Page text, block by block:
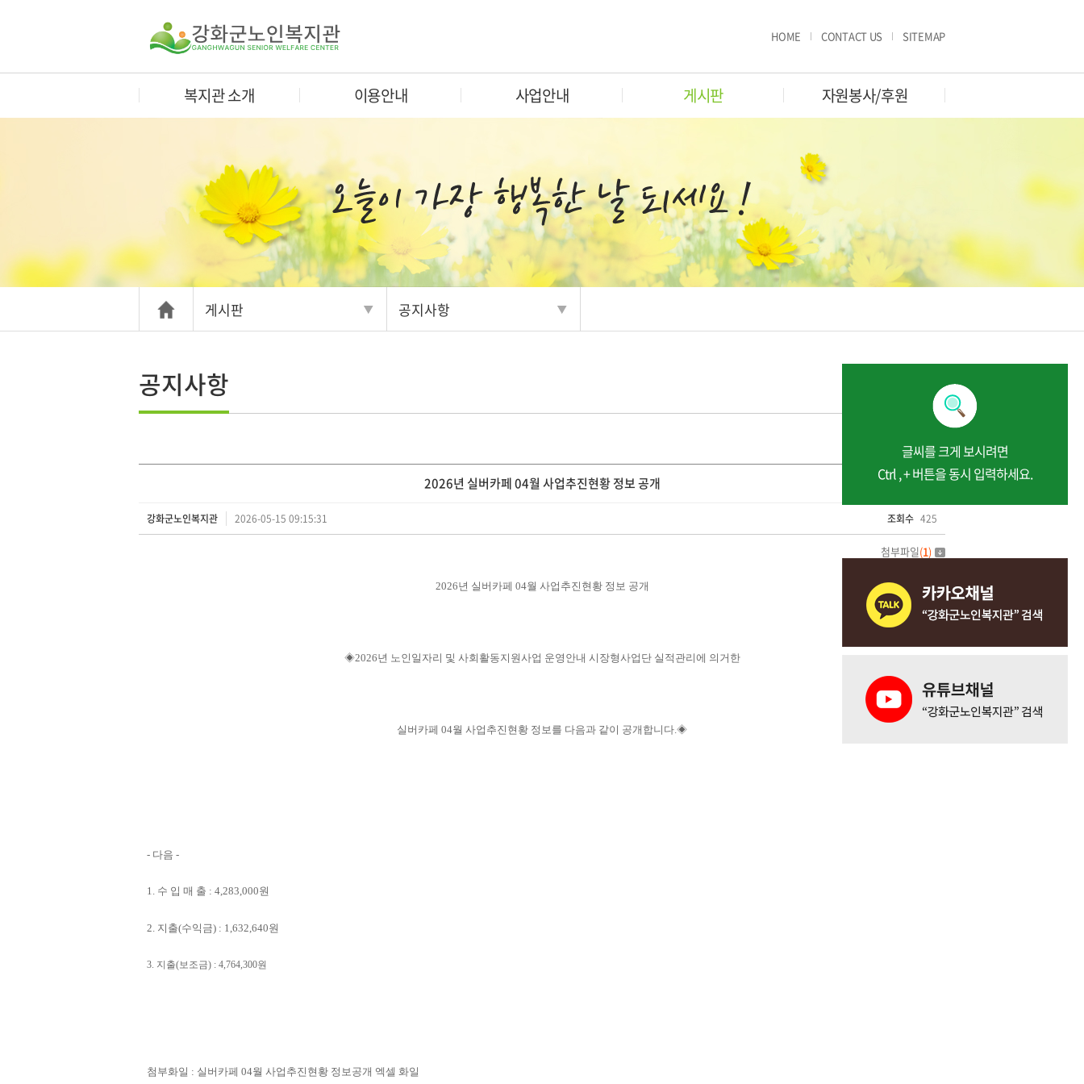
HOME CONTACT US SITEMAP
복지관 소개 이용안내 사업안내 게시판 자원봉사/후원
게시판 공지사항
공지사항
2026년 실버카페 04월 사업추진현황 정보 공개
강화군노인복지관 2026-05-15 09:15:31 조회수 425
첨부파일(1)
2026년 실버카페 04월 사업추진현황 정보 공개
◈2026년 노인일자리 및 사회활동지원사업 운영안내 시장형사업단 실적관리에 의거한
실버카페 04월 사업추진현황 정보를 다음과 같이 공개합니다.◈
- 다음 -
1. 수 입 매 출 : 4,283,000원
2. 지출(수익금) : 1,632,640원
3. 지출(보조금) : 4,764,300원
첨부화일 : 실버카페 04월 사업추진현황 정보공개 엑셀 화일
글씨를 크게 보시려면
Ctrl , + 버튼을 동시 입력하세요.